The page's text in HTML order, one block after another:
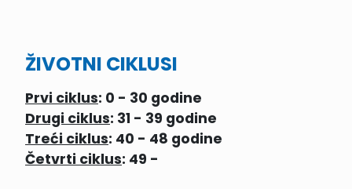
ŽIVOTNI CIKLUSI
Prvi ciklus: 0 - 30 godine
Drugi ciklus: 31 - 39 godine
Treći ciklus: 40 - 48 godine
Četvrti ciklus: 49 -